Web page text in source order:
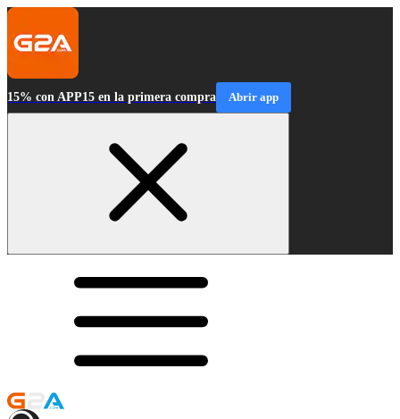
15% con APP15 en la primera compra Abrir app